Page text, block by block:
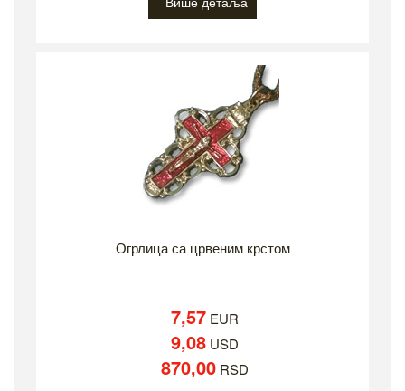
Огрлица са црвеним крстом
7,57 EUR
9,08 USD
870,00 RSD